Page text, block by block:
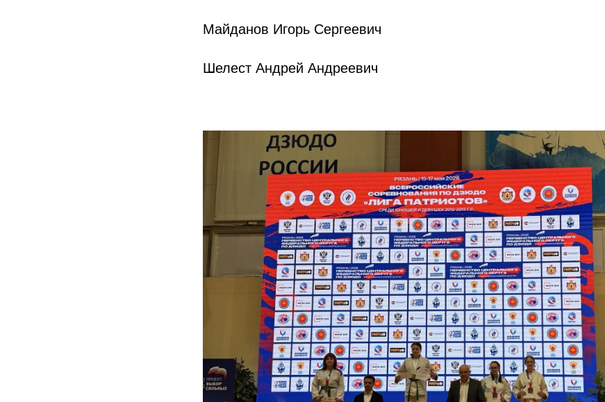
Майданов Игорь Сергеевич
Шелест Андрей Андреевич